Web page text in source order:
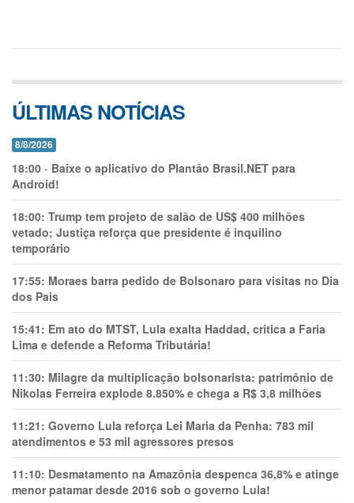
ÚLTIMAS NOTÍCIAS
8/8/2026
18:00 - Baixe o aplicativo do Plantão Brasil.NET para
Android!
18:00: Trump tem projeto de salão de US$ 400 milhões
vetado; Justiça reforça que presidente é inquilino
temporário
17:55: Moraes barra pedido de Bolsonaro para visitas no Dia
dos Pais
15:41: Em ato do MTST, Lula exalta Haddad, critica a Faria
Lima e defende a Reforma Tributária!
11:30: Milagre da multiplicação bolsonarista: patrimônio de
Nikolas Ferreira explode 8.850% e chega a R$ 3,8 milhões
11:21: Governo Lula reforça Lei Maria da Penha: 783 mil
atendimentos e 53 mil agressores presos
11:10: Desmatamento na Amazônia despenca 36,8% e atinge
menor patamar desde 2016 sob o governo Lula!